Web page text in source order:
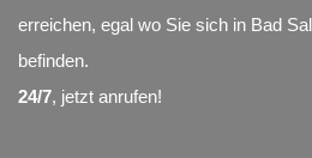
erreichen, egal wo Sie sich in Bad
befinden.
24/7, jetzt anrufen!